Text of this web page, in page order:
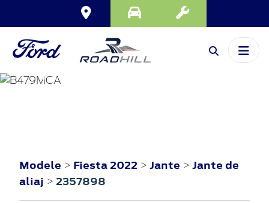
FIESTA
Modele > Fiesta 2022 > Jante > Jante de
aliaj > 2357898